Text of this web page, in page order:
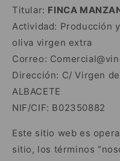
Titular: FINCA
Actividad: Producción
oliva virgen extra
Correo:
Dirección: C/ Virgen
ALBACETE
NIF/CIF: B02350882
Este sitio web es
sitio, los términos